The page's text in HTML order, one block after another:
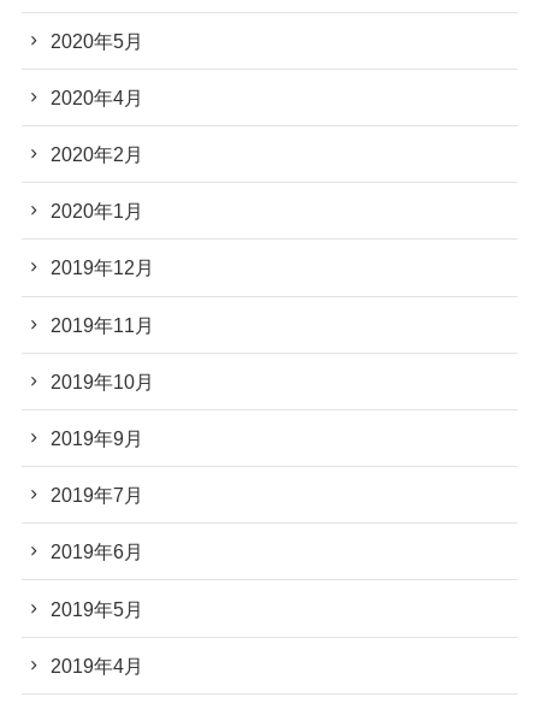
2020年5月
2020年4月
2020年2月
2020年1月
2019年12月
2019年11月
2019年10月
2019年9月
2019年7月
2019年6月
2019年5月
2019年4月